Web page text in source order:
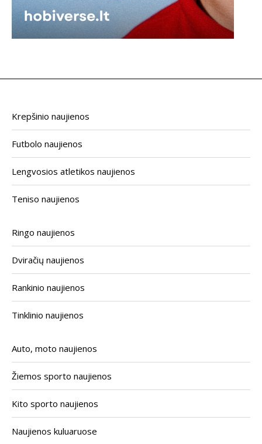
Krepšinio naujienos
Futbolo naujienos
Lengvosios atletikos naujienos
Teniso naujienos
Ringo naujienos
Dviračių naujienos
Rankinio naujienos
Tinklinio naujienos
Auto, moto naujienos
Žiemos sporto naujienos
Kito sporto naujienos
Naujienos kuluaruose